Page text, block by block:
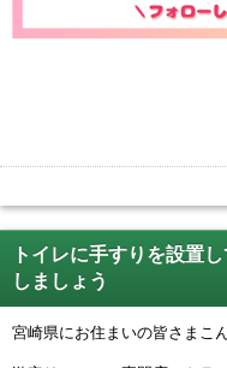
トイレに手すりを設置
しましょう
宮崎県にお住まいの皆さまこ